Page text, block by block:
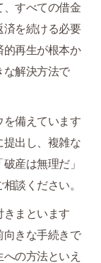
、すべての借金
済を続ける必要
的再生が根本か
な解決方法で
を備えています
提出し、複雑な
産は無理だ」
談ください。
きまといます
向きな手続きで
の方法といえ